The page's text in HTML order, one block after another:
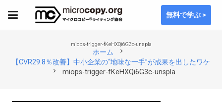
無料で学ぶ >
miops-trigger-fKeHXQi6G3c-unspla
ホーム chevron_right
【CVR29.8％改善】中小企業の“地味な一手”が成果を出したワケ
chevron_right miops-trigger-fKeHXQi6G3c-unspla